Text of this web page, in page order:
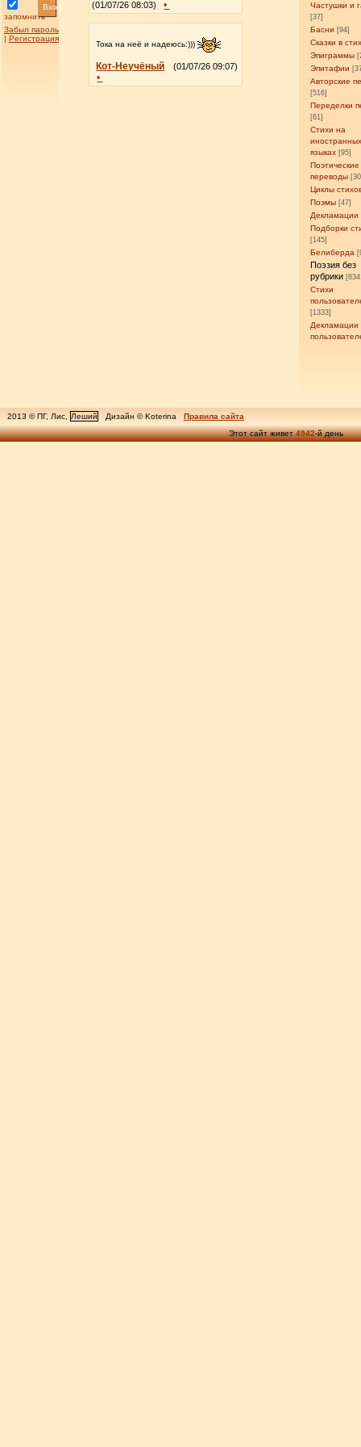
запомнить
Вход
Забыл пароль
| Регистрация
Частушки и
[37]
Басни [94]
Сказки в
Эпиграммы
Эпитафии
Авторские
[516]
Переделки
[61]
Стихи на
языках [95]
Поэтические
переводы
Циклы
Поэмы [47]
Декламации
Подборки
[145]
Белиберда
Поэзия без
рубрики
Стихи
[1333]
Декламации
(01/07/26 08:03) •
Тока на неё и надеюсь:)))
Кот-Неучёный (01/07/26 09:07)
•
2013 © ПГ, Лис, Леший Дизайн © Koterina
Правила сайта
Этот сайт живет4942-й день